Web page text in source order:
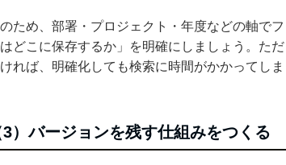
ため、部署・プロジェクト・年度などの軸で
どこに保存するか」を明確にしましょう。ただ
れば、明確化しても検索に時間がかかってしま
3）バージョンを残す仕組みをつくる